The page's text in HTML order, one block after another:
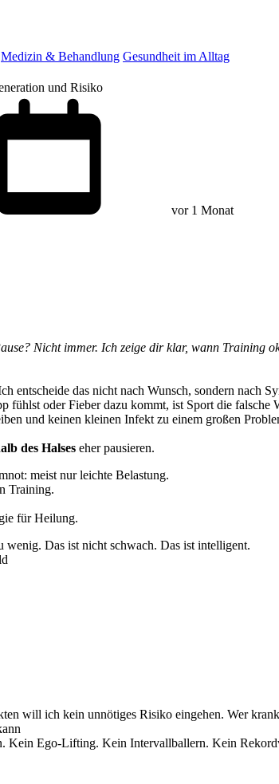
Medizin & Behandlung Gesundheit im Alltag
und Risiko
vor 1 Monat
Nicht immer. Ich zeige dir klar, wann Training
entscheide das nicht nach Wunsch, sondern nach
fühlst oder Fieber dazu kommt, ist Sport die falsche
und keinen kleinen Infekt zu einem großen
des Halses eher pausieren.
meist nur leichte Belastung.
Training.
für Heilung.
wenig. Das ist nicht schwach. Das ist intelligent.
will ich kein unnötiges Risiko eingehen. Wer
Kein Ego-Lifting. Kein Intervallballern. Kein